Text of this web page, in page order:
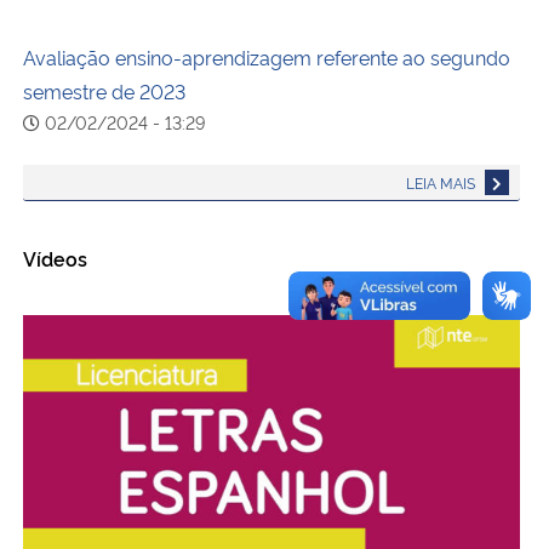
Avaliação ensino-aprendizagem referente ao segundo
semestre de 2023
02/02/2024 - 13:29
LEIA MAIS
Vídeos